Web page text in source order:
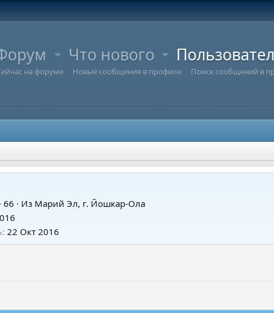
Что нового
на форуме Новые сообщения в профиле Поиск сообщений в
· 66 · Из Марий Эл, г. Йошкар-Ола
22 Окт 2016